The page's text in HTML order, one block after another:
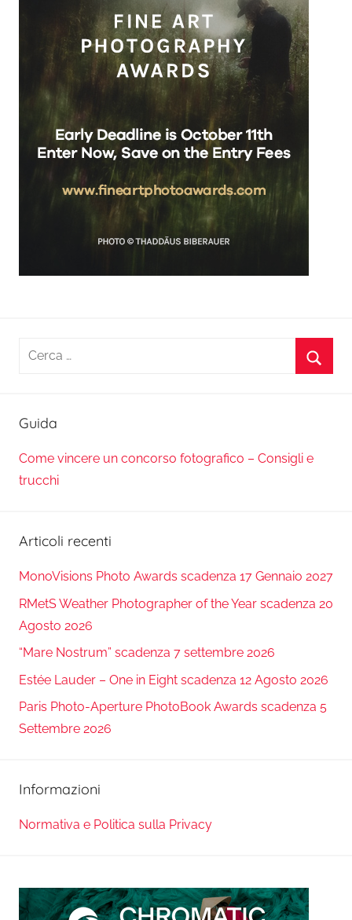
Ricerca
Guida
Come vincere un concorso fotografico – Consigli e
trucchi
Articoli recenti
MonoVisions Photo Awards scadenza 17 Gennaio 2027
RMetS Weather Photographer of the Year scadenza 20
Agosto 2026
“Mare Nostrum” scadenza 7 settembre 2026
Estée Lauder – One in Eight scadenza 12 Agosto 2026
Paris Photo-Aperture PhotoBook Awards scadenza 5
Settembre 2026
Informazioni
Normativa e Politica sulla Privacy